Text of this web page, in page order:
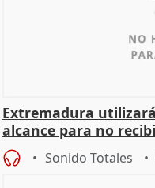
Extremadura
alcance para no
Sonido Totales